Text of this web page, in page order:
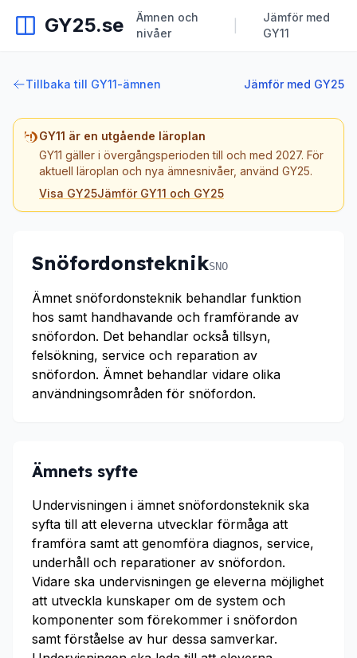
GY25.se
Ämnen och
nivåer
Jämför med
GY11
Tillbaka till GY11-ämnen Jämför med GY25
GY11 är en utgående läroplan
GY11 gäller i övergångsperioden till och med 2027. För
aktuell läroplan och nya ämnesnivåer, använd GY25.
Visa GY25Jämför GY11 och GY25
SnöfordonsteknikSNO
Ämnet snöfordonsteknik behandlar funktion
hos samt handhavande och framförande av
snöfordon. Det behandlar också tillsyn,
felsökning, service och reparation av
snöfordon. Ämnet behandlar vidare olika
användningsområden för snöfordon.
Ämnets syfte
Undervisningen i ämnet snöfordonsteknik ska
syfta till att eleverna utvecklar förmåga att
framföra samt att genomföra diagnos, service,
underhåll och reparationer av snöfordon.
Vidare ska undervisningen ge eleverna möjlighet
att utveckla kunskaper om de system och
komponenter som förekommer i snöfordon
samt förståelse av hur dessa samverkar.